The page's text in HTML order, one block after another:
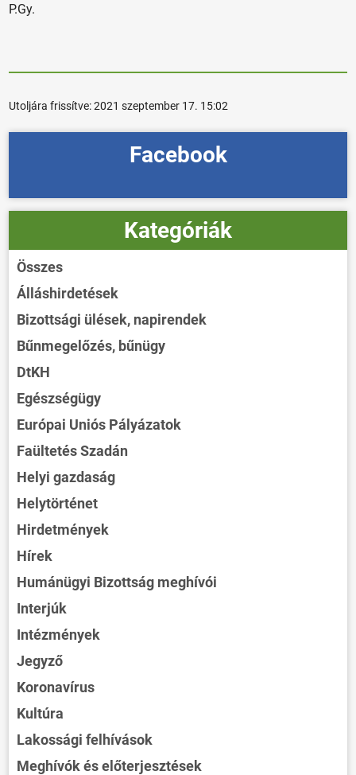
P.Gy.
Utoljára frissítve:2021 szeptember 17. 15:02
Facebook
Kategóriák
Összes
Álláshirdetések
Bizottsági ülések, napirendek
Bűnmegelőzés, bűnügy
DtKH
Egészségügy
Európai Uniós Pályázatok
Faültetés Szadán
Helyi gazdaság
Helytörténet
Hirdetmények
Hírek
Humánügyi Bizottság meghívói
Interjúk
Intézmények
Jegyző
Koronavírus
Kultúra
Lakossági felhívások
Meghívók és előterjesztések